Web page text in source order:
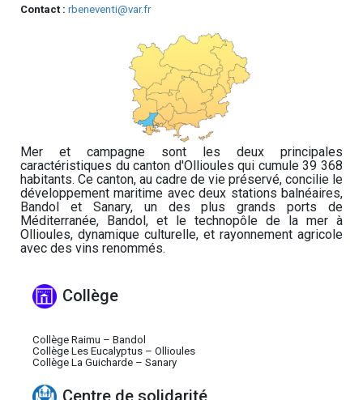
Contact : rbeneventi@var.fr
Mer et campagne sont les deux principales
caractéristiques du canton d'Ollioules qui cumule 39 368
habitants. Ce canton, au cadre de vie préservé, concilie le
développement maritime avec deux stations balnéaires,
Bandol et Sanary, un des plus grands ports de
Méditerranée, Bandol, et le technopôle de la mer à
Ollioules, dynamique culturelle, et rayonnement agricole
avec des vins renommés.
Collège
Collège Raimu – Bandol
Collège Les Eucalyptus – Ollioules
Collège La Guicharde – Sanary
Centre de solidarité